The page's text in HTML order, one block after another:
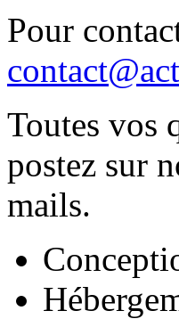
Pour
Toutes vos
postez sur
mails.